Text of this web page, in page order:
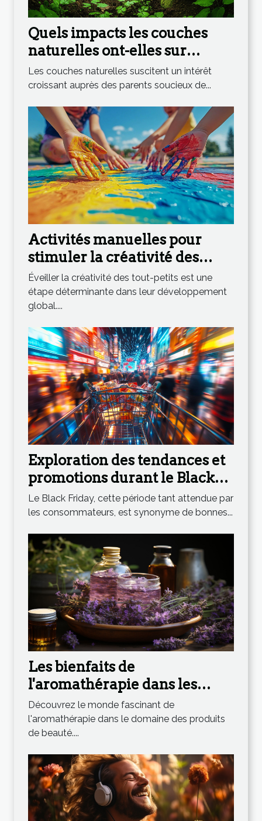
Quels impacts les couches
naturelles ont-elles sur
l'environnement ?
Les couches naturelles suscitent un intérêt
croissant auprès des parents soucieux de...
Activités manuelles pour
stimuler la créativité des
tout-petits
Éveiller la créativité des tout-petits est une
étape déterminante dans leur développement
global....
Exploration des tendances et
promotions durant le Black
Friday
Le Black Friday, cette période tant attendue par
les consommateurs, est synonyme de bonnes...
Les bienfaits de
l'aromathérapie dans les
produits de beauté
Découvrez le monde fascinant de
l'aromathérapie dans le domaine des produits
de beauté....